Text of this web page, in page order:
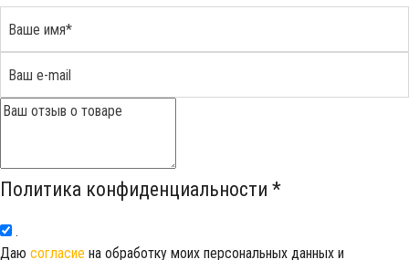
Политика конфиденциальности *
.
Даю согласие на обработку моих персональных данных и